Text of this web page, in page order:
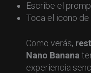
Escribe el
Toca el icono de
Como verás,
Nano Banana
experiencia